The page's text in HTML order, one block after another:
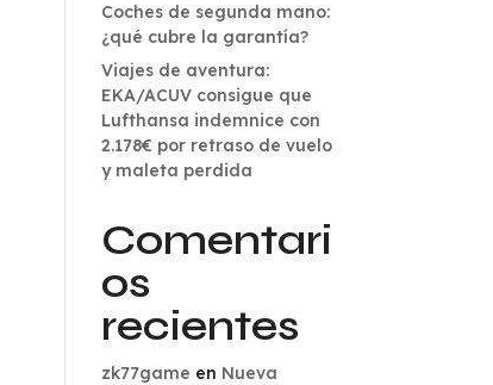
Coches de segunda mano:
¿qué cubre la garantía?
Viajes de aventura:
EKA/ACUV consigue que
Lufthansa indemnice con
2.178€ por retraso de vuelo
y maleta perdida
Comentari
os
recientes
zk77game en Nueva